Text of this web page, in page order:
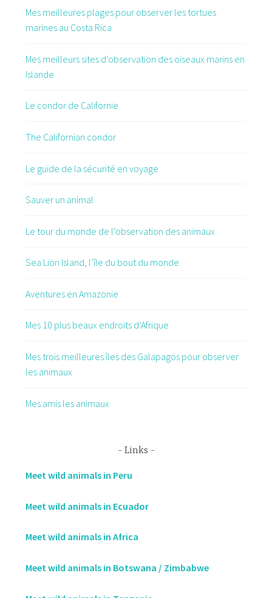
Mes meilleures plages pour observer les tortues
marines au Costa Rica
Mes meilleurs sites d’observation des oiseaux marins en
Islande
Le condor de Californie
The Californian condor
Le guide de la sécurité en voyage
Sauver un animal
Le tour du monde de l’observation des animaux
Sea Lion Island, l’île du bout du monde
Aventures en Amazonie
Mes 10 plus beaux endroits d’Afrique
Mes trois meilleures îles des Galapagos pour observer
les animaux
Mes amis les animaux
Links
Meet wild animals in Peru
Meet wild animals in Ecuador
Meet wild animals in Africa
Meet wild animals in Botswana / Zimbabwe